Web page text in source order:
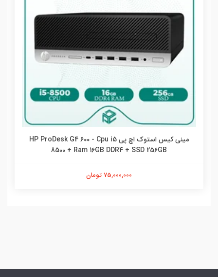
مینی کیس استوک اچ پی HP ProDesk G4 600 - Cpu i5
8500 + Ram 16GB DDR4 + SSD 256GB
75,000,000 تومان